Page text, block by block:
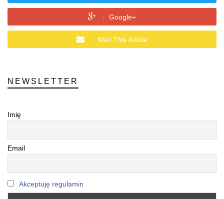
Google+
Mail This Article
NEWSLETTER
Imię
Email
Akceptuję regulamin